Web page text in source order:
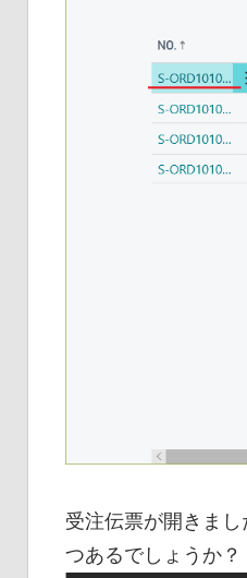
受注伝票が開きま
つあるでしょうか？